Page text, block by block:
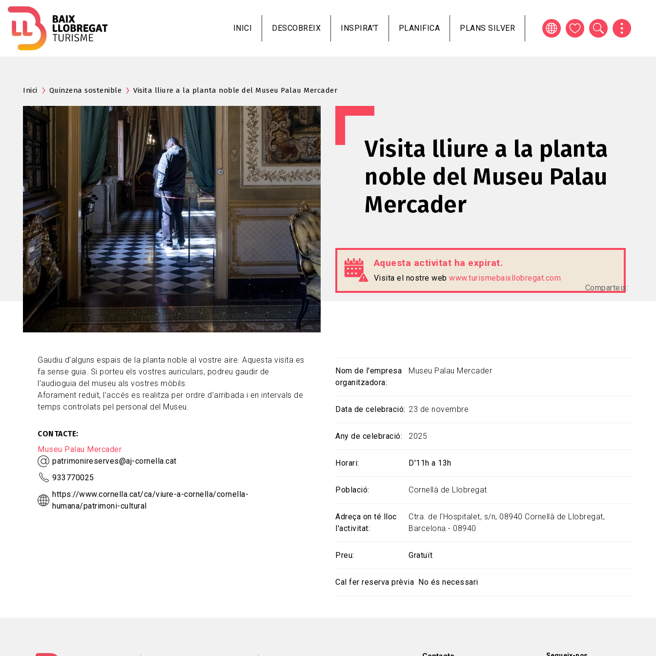
al
contingut
INICI DESCOBREIX INSPIRA'T PLANIFICA PLANS SILVER
Inici Quinzena sostenible Visita lliure a la planta noble del Museu Palau Mercader
Visita lliure a la planta
noble del Museu Palau
Mercader
Aquesta activitat ha expirat.
Visita el nostre web www.turismebaixllobregat.com
Comparteix:
Gaudiu d’alguns espais de la planta noble al vostre aire. Aquesta visita es
fa sense guia. Si porteu els vostres auriculars, podreu gaudir de
l’audioguia del museu als vostres mòbils.
Aforament reduït, l’accés es realitza per ordre d’arribada i en intervals de
temps controlats pel personal del Museu.
CONTACTE
Museu Palau Mercader
patrimonireserves@aj-cornella.cat
933770025
https://www.cornella.cat/ca/viure-a-cornella/cornella-
humana/patrimoni-cultural
Nom de l'empresa
organitzadora
Museu Palau Mercader
Data de celebració 23 de novembre
Any de celebració 2025
Horari D'11h a 13h
Població Cornellà de Llobregat
Adreça on té lloc
l'activitat
Ctra. de l'Hospitalet, s/n, 08940 Cornellà de Llobregat,
Barcelona - 08940
Preu Gratuït
Cal fer reserva prèvia No és necessari